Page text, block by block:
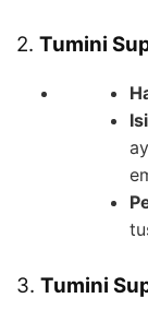
2. Tumini
3. Tumini